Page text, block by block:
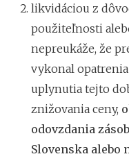
likvidáciou z
použiteľnosti
nepreukáže, že
vykonal
uplynutia tejto
znižovania ceny,
odovzdania
Slovenska alebo